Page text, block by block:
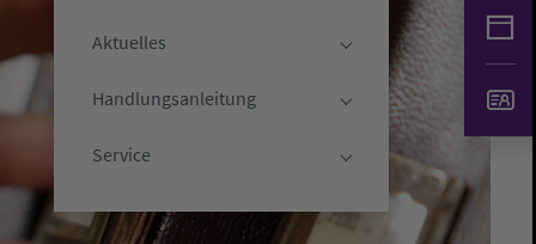
Aktuelles
Submenu for
Handlungsanleitung
Submenu for
Service
Submenu for